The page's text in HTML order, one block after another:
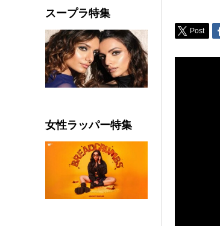
Post
スープラ特集
女性ラッパー特集